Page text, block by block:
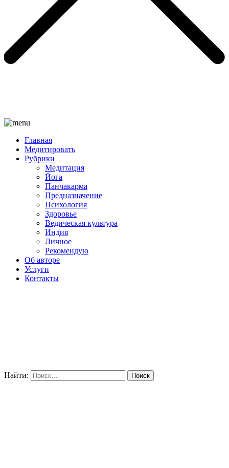
Главная
Медитировать
Рубрики
Медитация
Йога
Панчакарма
Предназначение
Психология
Здоровье
Ведическая культура
Индия
Личное
Рекомендую
Об авторе
Услуги
Контакты
Найти: